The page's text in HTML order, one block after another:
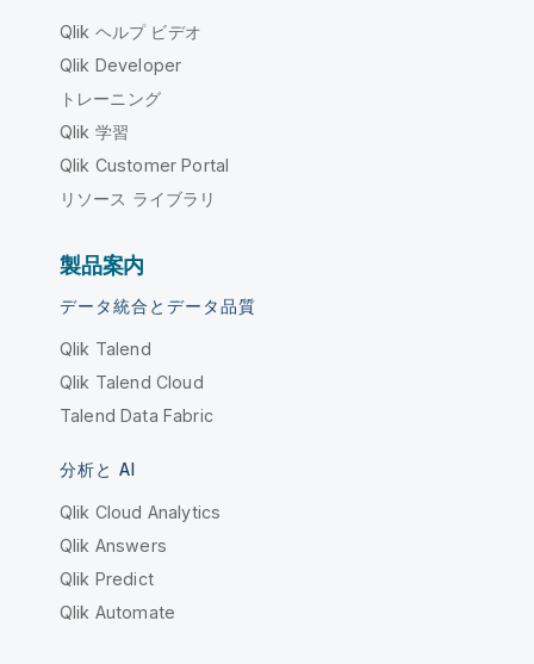
Qlik ヘルプ ビデオ
Qlik Developer
トレーニング
Qlik 学習
Qlik Customer Portal
リソース ライブラリ
製品案内
データ統合とデータ品質
Qlik Talend
Qlik Talend Cloud
Talend Data Fabric
分析と AI
Qlik Cloud Analytics
Qlik Answers
Qlik Predict
Qlik Automate